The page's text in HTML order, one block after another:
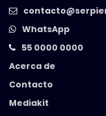
WhatsApp
55 0000 0000
Acerca de
Contacto
Mediakit